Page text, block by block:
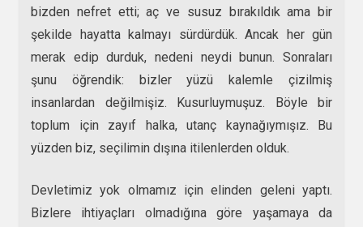
bizden nefret etti; aç ve susuz bırakıldık ama bir
şekilde hayatta kalmayı sürdürdük. Ancak her gün
merak edip durduk, nedeni neydi bunun. Sonraları
şunu öğrendik: bizler yüzü kalemle çizilmiş
insanlardan değilmişiz. Kusurluymuşuz. Böyle bir
toplum için zayıf halka, utanç kaynağıymışız. Bu
yüzden biz, seçilimin dışına itilenlerden olduk.
Devletimiz yok olmamız için elinden geleni yaptı.
Bizlere ihtiyaçları olmadığına göre yaşamaya da